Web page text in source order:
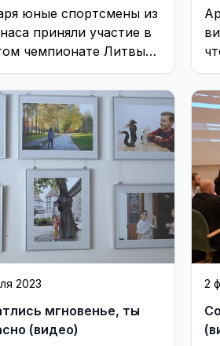
юные спортсмены из
приняли участие в
чемпионате Литвы
танцам. Они
в пяти возрастных ...
2023
мгновенье, ты
(видео)
2